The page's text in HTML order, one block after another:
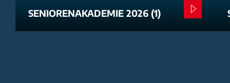
SENIORENAKADEMIE 2026 (1)